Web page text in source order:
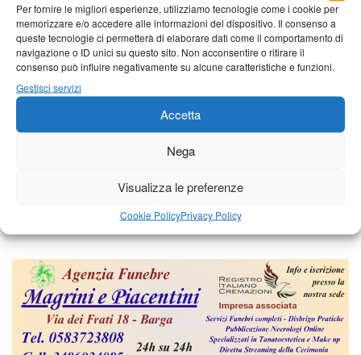
Per fornire le migliori esperienze, utilizziamo tecnologie come i cookie per
memorizzare e/o accedere alle informazioni del dispositivo. Il consenso a
queste tecnologie ci permetterà di elaborare dati come il comportamento di
navigazione o ID unici su questo sito. Non acconsentire o ritirare il
consenso può influire negativamente su alcune caratteristiche e funzioni.
Gestisci servizi
Accetta
Nega
Visualizza le preferenze
Cookie PolicyPrivacy Policy